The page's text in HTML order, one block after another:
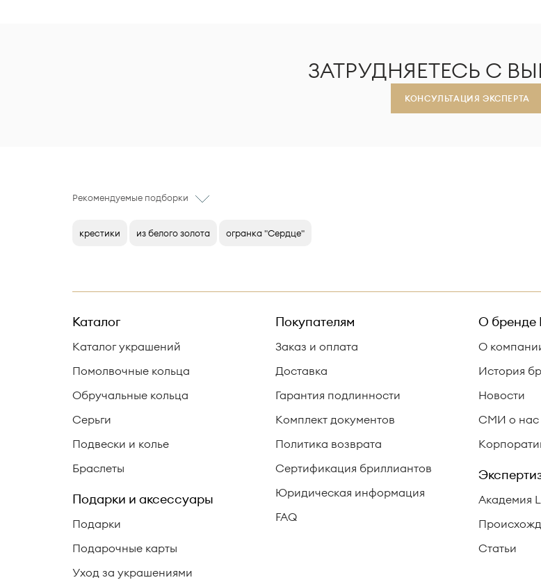
ЗАТРУДНЯЕТЕСЬ С
КОНСУЛЬТАЦИЯ ЭКСПЕРТА
Рекомендуемые подборки
крестики из белого золота огранка "Сердце"
Каталог
Каталог украшений
Помолвочные кольца
Обручальные кольца
Серьги
Подвески и колье
Браслеты
Подарки и аксессуары
Подарки
Подарочные карты
Уход за украшениями
Покупателям
Заказ и оплата
Доставка
Гарантия подлинности
Комплект документов
Политика возврата
Сертификация бриллиантов
Юридическая информация
FAQ
О бренде
О
История
Новости
СМИ о нас
Академия
Статьи